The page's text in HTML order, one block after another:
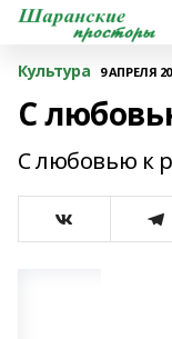
Культура 9 АПРЕЛЯ
С
С любовью к